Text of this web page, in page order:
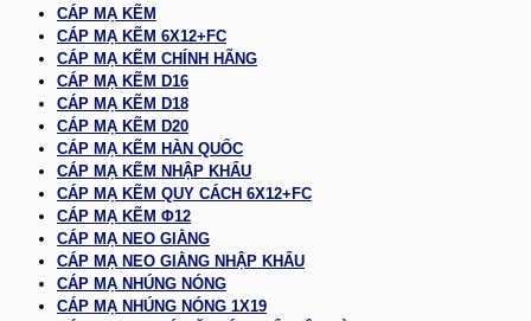
CÁP MẠ KẼM
CÁP MẠ KẼM 6X12+FC
CÁP MẠ KẼM CHÍNH HÃNG
CÁP MẠ KẼM D16
CÁP MẠ KẼM D18
CÁP MẠ KẼM D20
CÁP MẠ KẼM HÀN QUỐC
CÁP MẠ KẼM NHẬP KHẨU
CÁP MẠ KẼM QUY CÁCH 6X12+FC
CÁP MẠ KẼM Φ12
CÁP MẠ NEO GIẰNG
CÁP MẠ NEO GIẰNG NHẬP KHẨU
CÁP MẠ NHÚNG NÓNG
CÁP MẠ NHÚNG NÓNG 1X19